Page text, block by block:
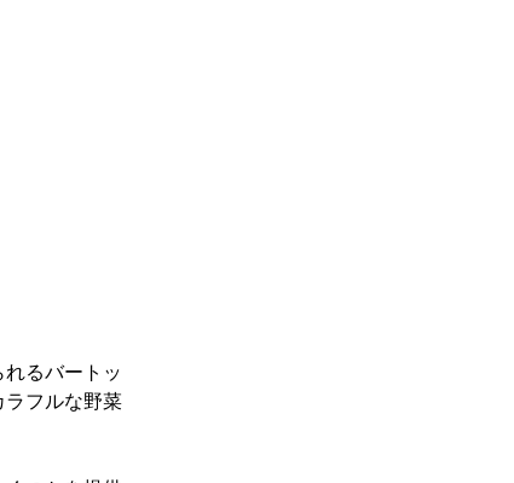
フルな野菜